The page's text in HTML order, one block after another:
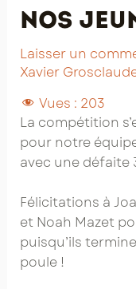
nos
Laisser un
Xavier
Vues : 203
La compétition
pour notre
avec une défaite
Félicitations à
et Noah Mazet
puisqu’ils
poule !